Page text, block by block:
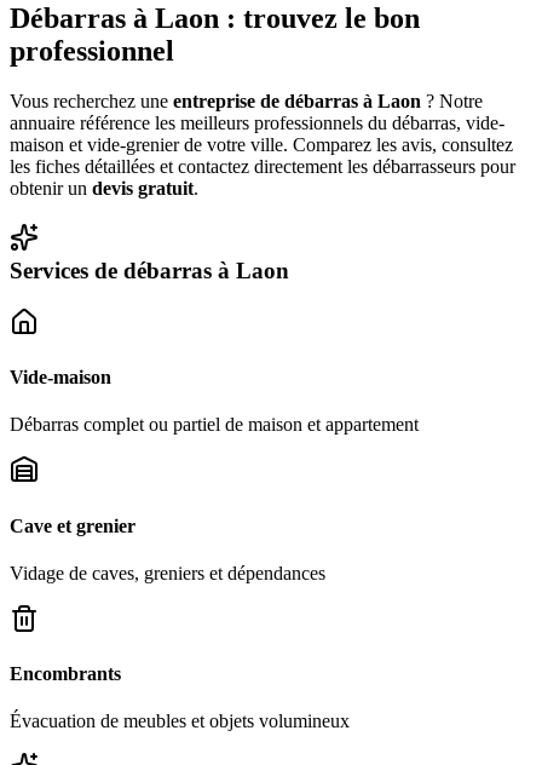
Débarras à Laon : trouvez le bon
professionnel
Vous recherchez une entreprise de débarras à Laon ? Notre
annuaire référence les meilleurs professionnels du débarras, vide-
maison et vide-grenier de votre ville. Comparez les avis, consultez
les fiches détaillées et contactez directement les débarrasseurs pour
obtenir un devis gratuit.
Services de débarras à Laon
Vide-maison
Débarras complet ou partiel de maison et appartement
Cave et grenier
Vidage de caves, greniers et dépendances
Encombrants
Évacuation de meubles et objets volumineux